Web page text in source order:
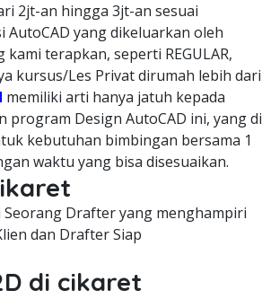
2jt-an hingga 3jt-an sesuai
yang dikeluarkan oleh
terapkan, seperti REGULAR,
kursus/Les Privat dirumah lebih dari
memiliki arti hanya jatuh kepada
Design AutoCAD ini, yang di
kebutuhan bimbingan bersama 1
waktu yang bisa disesuaikan.
Drafter yang menghampiri
dan Drafter Siap
di cikaret